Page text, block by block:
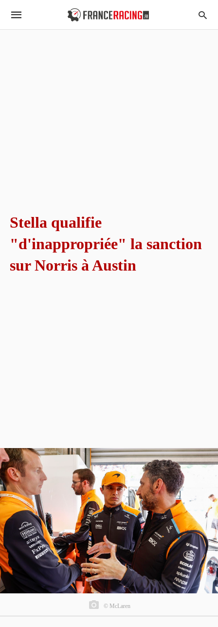
Stella qualifie
"d'inappropriée" la sanction
sur Norris à Austin
© McLaren